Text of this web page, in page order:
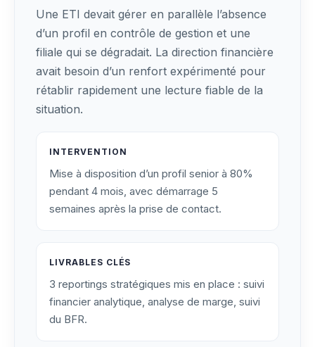
Une ETI devait gérer en parallèle l’absence
d’un profil en contrôle de gestion et une
filiale qui se dégradait. La direction financière
avait besoin d’un renfort expérimenté pour
rétablir rapidement une lecture fiable de la
situation.
INTERVENTION
Mise à disposition d’un profil senior à 80%
pendant 4 mois, avec démarrage 5
semaines après la prise de contact.
LIVRABLES CLÉS
3 reportings stratégiques mis en place : suivi
financier analytique, analyse de marge, suivi
du BFR.